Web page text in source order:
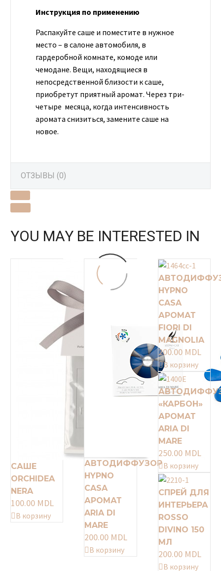
Инструкция по применению
Распакуйте саше и поместите в нужное
место – в салоне автомобиля, в
гардеробной комнате, комоде или
чемодане. Вещи, находящиеся в
непосредственной близости к саше,
приобретут приятный аромат. Через три-
четыре месяца, когда интенсивность
аромата снизиться, замените саше на
новое.
ОТЗЫВЫ (0)
YOU MAY BE INTERESTED IN
САШЕ
ORCHIDEA
NERA
100.00 MDL
В корзину
АВТОДИФФУЗОР
HYPNO
CASA
АРОМАТ
ARIA DI
MARE
200.00 MDL
В корзину
HYPNO
CASA
АРОМАТ
FIORI DI
MAGNOLIA
200.00 MDL
В корзину
«КАРБОН»
АРОМАТ
ARIA DI
MARE
250.00 MDL
В корзину
СПРЕЙ ДЛЯ
ИНТЕРЬЕРА
ROSSO
DIVINO 150
МЛ
200.00 MDL
В корзину